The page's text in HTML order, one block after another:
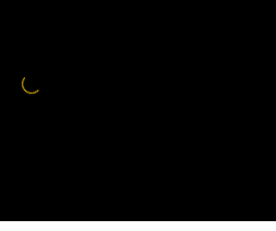
Видео
проигрыватель